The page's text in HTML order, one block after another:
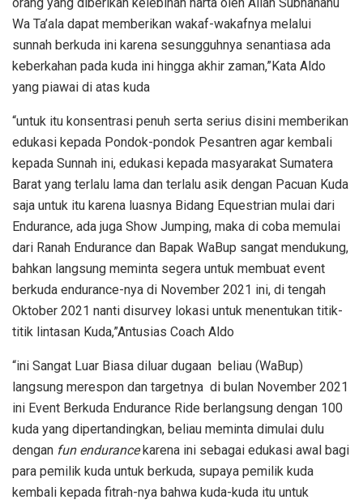
Wa Ta’ala dapat memberikan wakaf-wakafnya melalui
sunnah berkuda ini karena sesungguhnya senantiasa ada
keberkahan pada kuda ini hingga akhir zaman,”Kata Aldo
yang piawai di atas kuda
“untuk itu konsentrasi penuh serta serius disini memberikan
edukasi kepada Pondok-pondok Pesantren agar kembali
kepada Sunnah ini, edukasi kepada masyarakat Sumatera
Barat yang terlalu lama dan terlalu asik dengan Pacuan Kuda
saja untuk itu karena luasnya Bidang Equestrian mulai dari
Endurance, ada juga Show Jumping, maka di coba memulai
dari Ranah Endurance dan Bapak WaBup sangat mendukung,
bahkan langsung meminta segera untuk membuat event
berkuda endurance-nya di November 2021 ini, di tengah
Oktober 2021 nanti disurvey lokasi untuk menentukan titik-
titik lintasan Kuda,”Antusias Coach Aldo
“ini Sangat Luar Biasa diluar dugaan beliau (WaBup)
langsung merespon dan targetnya di bulan November 2021
ini Event Berkuda Endurance Ride berlangsung dengan 100
kuda yang dipertandingkan, beliau meminta dimulai dulu
dengan fun endurancekarena ini sebagai edukasi awal bagi
para pemilik kuda untuk berkuda, supaya pemilik kuda
kembali kepada fitrah-nya bahwa kuda-kuda itu untuk